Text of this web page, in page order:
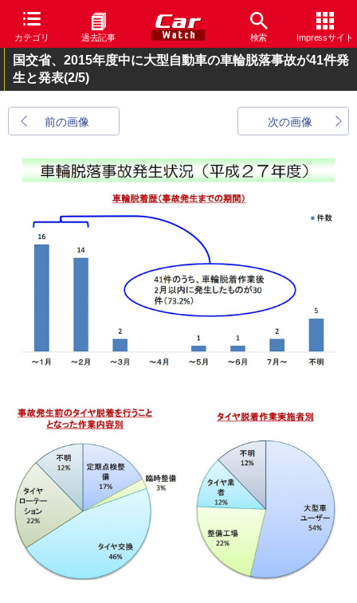
カテゴリ 過去記事 検索 Impressサイト
国交省、2015年度中に大型自動車の車輪脱落事故が41件発
生と発表(2/5)
前の画像 次の画像